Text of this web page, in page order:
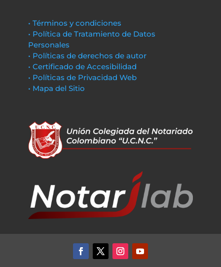
• Términos y condiciones
• Política de Tratamiento de Datos
Personales
• Políticas de derechos de autor
• Certificado de Accesibilidad
• Políticas de Privacidad Web
• Mapa del Sitio